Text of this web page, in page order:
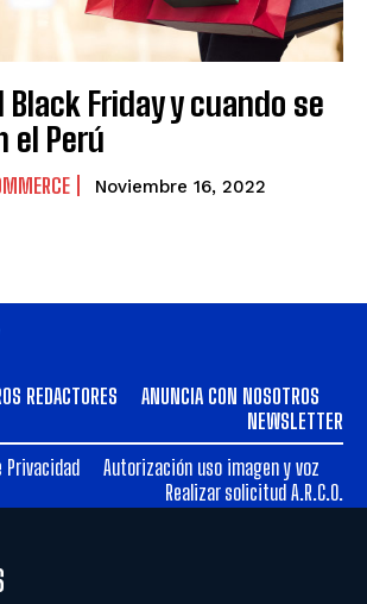
Friday y cuando se
el Perú
Noviembre 16, 2022
REDACTORES
ANUNCIA CON NOSOTROS
NEWSLETTER
Privacidad
Autorización uso imagen y voz
Realizar solicitud A.R.C.O.